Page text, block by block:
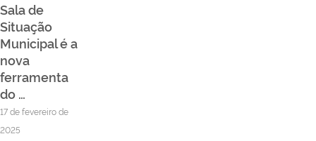
Sala de
Situação
Municipal é a
nova
ferramenta
do …
17 de fevereiro de
2025